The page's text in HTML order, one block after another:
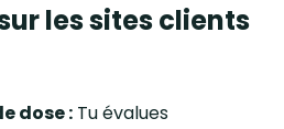
les sites clients
dose : Tu évalues